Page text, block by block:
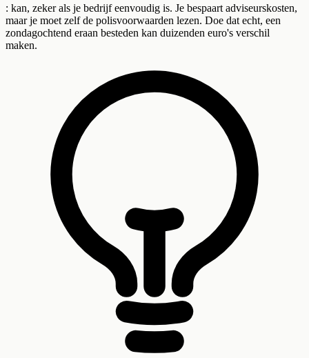
: kan, zeker als je bedrijf eenvoudig is. Je bespaart adviseurskosten,
maar je moet zelf de polisvoorwaarden lezen. Doe dat echt, een
zondagochtend eraan besteden kan duizenden euro's verschil
maken.